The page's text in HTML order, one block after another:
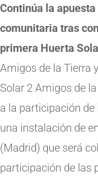
Continúa la
comunitaria tras
primera Huerta
Amigos de la Tierra
Solar 2 Amigos de
a la participación de
una instalación de
(Madrid) que será
participación de las